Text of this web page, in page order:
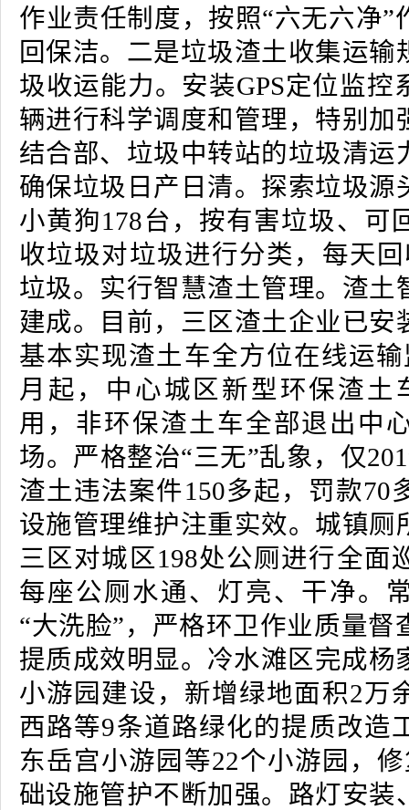
作业责任制度，按照“六无六净”
回保洁。二是垃圾渣土收集运输
圾收运能力。安装GPS定位监控
辆进行科学调度和管理，特别加
结合部、垃圾中转站的垃圾清运
确保垃圾日产日清。探索垃圾源
小黄狗178台，按有害垃圾、可
收垃圾对垃圾进行分类，每天
垃圾。实行智慧渣土管理。渣土
建成。目前，三区渣土企业已安
基本实现渣土车全方位在线运
月起，中心城区新型环保渣土
用，非环保渣土车全部退出中
场。严格整治“三无”乱象，仅
渣土违法案件150多起，罚款70
设施管理维护注重实效。城镇厕
三区对城区198处公厕进行全面
每座公厕水通、灯亮、干净。
“大洗脸”，严格环卫作业质量督
提质成效明显。冷水滩区完成杨
小游园建设，新增绿地面积2万
西路等9条道路绿化的提质改造
东岳宫小游园等22个小游园，
础设施管护不断加强。路灯安装